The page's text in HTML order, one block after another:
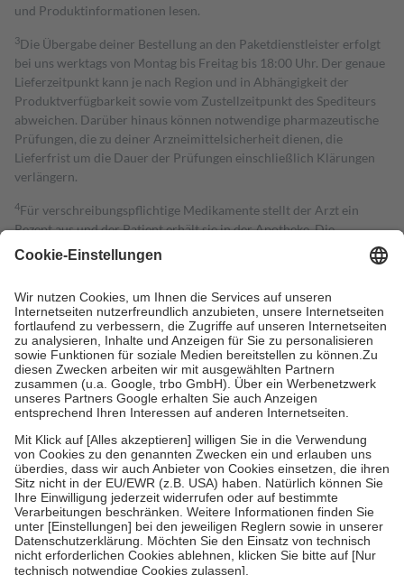
und Produktinformationen lesen.
3Die Übergabe deiner Bestellung an den Paketdienstleister erfolgt
bei uns werktags von Montag bis Freitag bis 18:00 Uhr. Der genaue
Lieferzeitpunkt kann je nach Region und in Abhängigkeit der
Produktverfügbarkeit sowie vom Zustellzeitpunkt des Spediteurs
abweichen. Darüber hinaus können notwendige pharmazeutische
Prüfungen, die zu deiner Arzneimittelsicherheit dienen, die
Lieferfrist um die Dauer der Prüfungen einschließlich Klärungen
verlängern.
4Für verschreibungspflichtige Medikamente stellt der Arzt ein
Rezept aus und der Patient erhält sie in der Apotheke. Die
gesetzliche Krankenversicherung übernimmt in der Regel die
Kosten dafür, der Versicherte trägt einen Teil davon als Zuzahlung
Grundsätzlich leisten Mitglieder Zuzahlungen in Höhe von zehn
Prozent des Abgabepreises,mindestens jedochfünf Euround
höchstens zehn Euro.Es sind jedoch nie mehr als die tatsächlichen
Kosten der Leistung zu entrichten.
Diese Regeln gelten grundsätzlich auch für Online-Apotheken.
Bei Heilmitteln und häuslicher Krankenpflege beträgt die
Zuzahlung zehn Prozent der Kosten sowie zehn Euro je
Verordnung.
Um das Engagement der Versicherten für ihre eigene Gesundheit zu
stärken und die besondere Stellung der Familie zu unterstützen,
fallenkeine Zuzahlungenan bei:
• Kindern und Jugendlichen bis zum vollendeten 18. Lebensjahr
mit Ausnahme der Fahrkosten
• Untersuchungen zur Vorsorge und Früherkennung, die von der
GKV getragen werden